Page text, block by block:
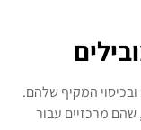
ובכיסוי המקיף שלהם.
שהם מרכזיים עבור